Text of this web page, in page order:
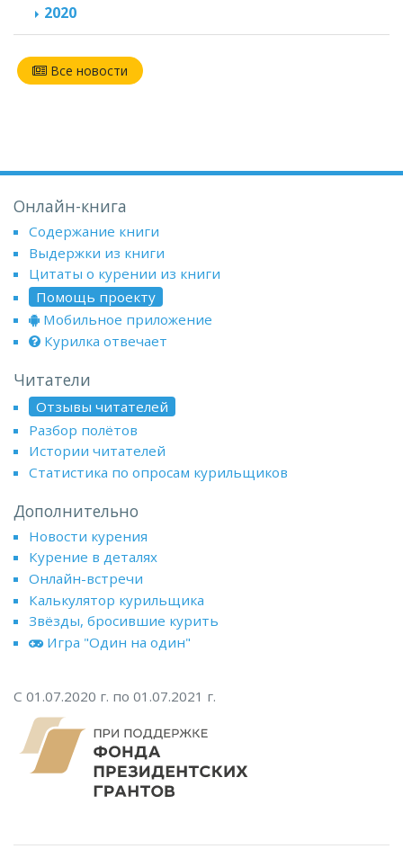
2020
Все новости
Онлайн-книга
Содержание книги
Выдержки из книги
Цитаты о курении из книги
Помощь проекту
Мобильное приложение
Курилка отвечает
Читатели
Отзывы читателей
Разбор полётов
Истории читателей
Статистика по опросам курильщиков
Дополнительно
Новости курения
Курение в деталях
Онлайн-встречи
Калькулятор курильщика
Звёзды, бросившие курить
Игра "Один на один"
С 01.07.2020 г. по 01.07.2021 г.